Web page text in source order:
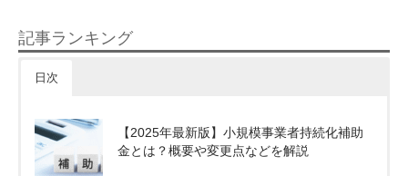
記事ランキング
日次
【2025年最新版】小規模事業者持続化補助
金とは？概要や変更点などを解説